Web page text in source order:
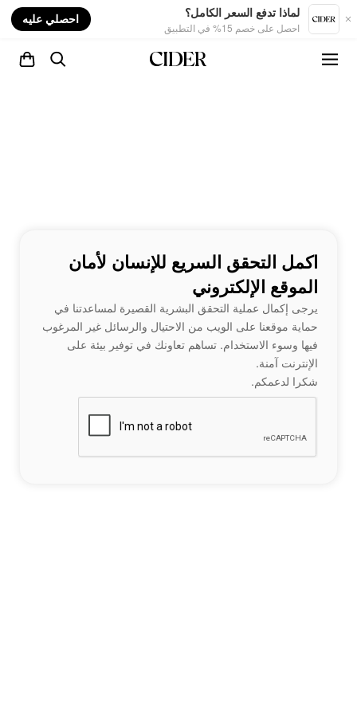
لماذا تدفع السعر الكامل؟
احصل على خصم 15% في التطبيق
احصلي عليه
اكمل التحقق السريع للإنسان لأمان
الموقع الإلكتروني
يرجى إكمال عملية التحقق البشرية القصيرة لمساعدتنا في
حماية موقعنا على الويب من الاحتيال والرسائل غير المرغوب
فيها وسوء الاستخدام. تساهم تعاونك في توفير بيئة على
الإنترنت آمنة.
شكرا لدعمكم.